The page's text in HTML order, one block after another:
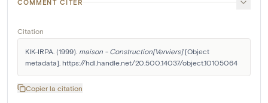
COMMENT CITER
Citation
KIK-IRPA. (1999). maison - Construction[Verviers] [Object
metadata]. https://hdl.handle.net/20.500.14037/object.10105064
Copier la citation